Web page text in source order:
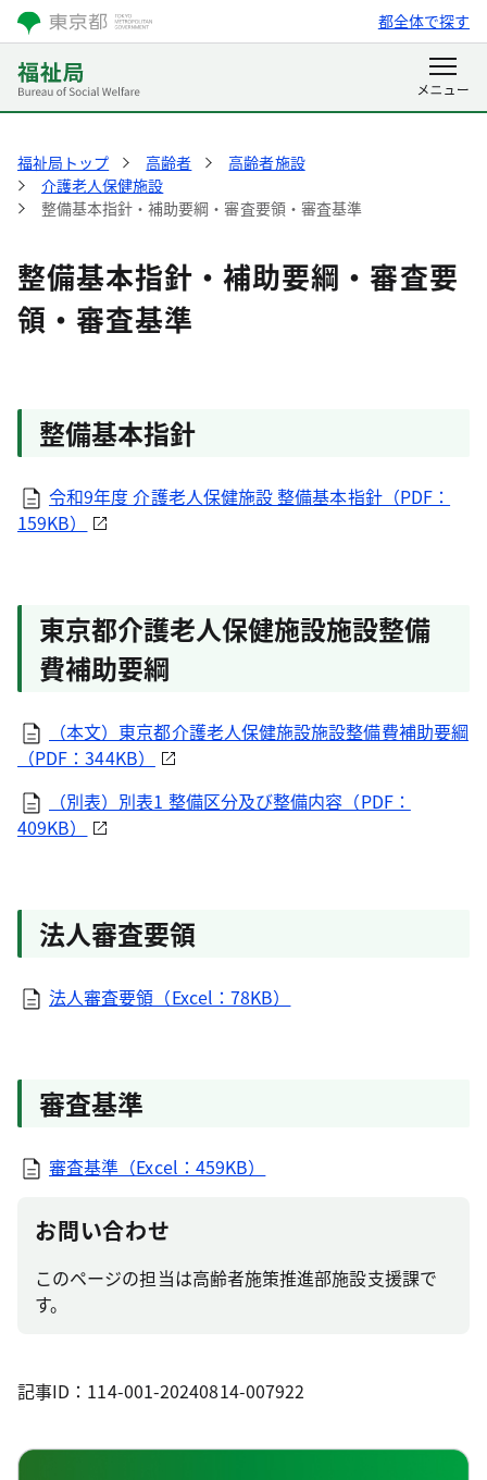
都全体で探す
福祉局トップ 高齢者
高齢者施設
介護老人保健施設
整備基本指針・補助要綱・審査要領・審査基準
整備基本指針・補助要綱・審査要
領・審査基準
整備基本指針
令和9年度 介護老人保健施設 整備基本指針（PDF：
159KB）
東京都介護老人保健施設施設整備
費補助要綱
（本文）東京都介護老人保健施設施設整備費補助要綱
（PDF：344KB）
（別表）別表1 整備区分及び整備内容（PDF：
409KB）
法人審査要領
法人審査要領（Excel：78KB）
審査基準
審査基準（Excel：459KB）
お問い合わせ
このページの担当は高齢者施策推進部施設支援課で
す。
記事ID：114-001-20240814-007922